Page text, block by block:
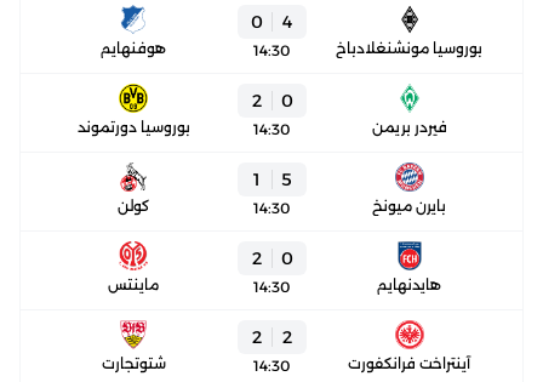
بوروسيا مونشنغلادباخ
4
0
14:30 هوفنهايم
فيردر بريمن
0
2
14:30 بوروسيا دورتموند
بايرن ميونخ
5
1
14:30 كولن
هايدنهايم
0
2
14:30 ماينتس
آينتراخت فرانكفورت
2
2
14:30 شتوتجارت